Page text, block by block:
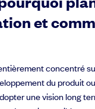
et
concentré
du produit
une vision long